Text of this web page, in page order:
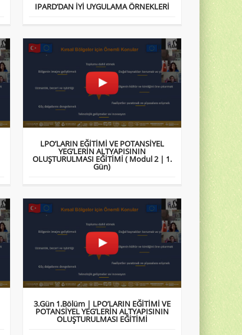
IPARD’DAN İYİ UYGULAMA ÖRNEKLERİ
LPO’LARIN EĞİTİMİ VE POTANSİYEL
YEG’LERİN ALTYAPISININ
OLUŞTURULMASI EĞİTİMİ ( Modul 2 | 1.
Gün)
3.Gün 1.Bölüm | LPO’LARIN EĞİTİMİ VE
POTANSİYEL YEG’LERİN ALTYAPISININ
OLUŞTURULMASI EĞİTİMİ